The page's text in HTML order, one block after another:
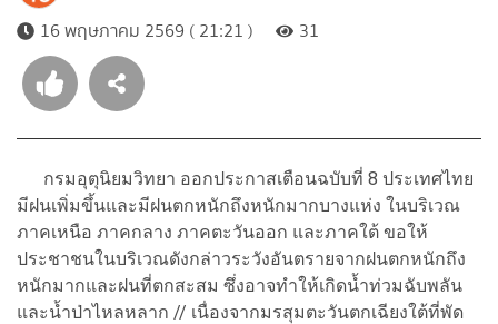
16 พฤษภาคม 2569 ( 21:21 )
31
กรมอุตุนิยมวิทยา ออกประกาสเตือนฉบับที่ 8 ประเทศไทย
มีฝนเพิ่มขึ้นและมีฝนตกหนักถึงหนักมากบางแห่ง ในบริเวณ
ภาคเหนือ ภาคกลาง ภาคตะวันออก และภาคใต้ ขอให้
ประชาชนในบริเวณดังกล่าวระวังอันตรายจากฝนตกหนักถึง
หนักมากและฝนที่ตกสะสม ซึ่งอาจทำให้เกิดน้ำท่วมฉับพลัน
และน้ำป่าไหลหลาก // เนื่องจากมรสุมตะวันตกเฉียงใต้ที่พัด